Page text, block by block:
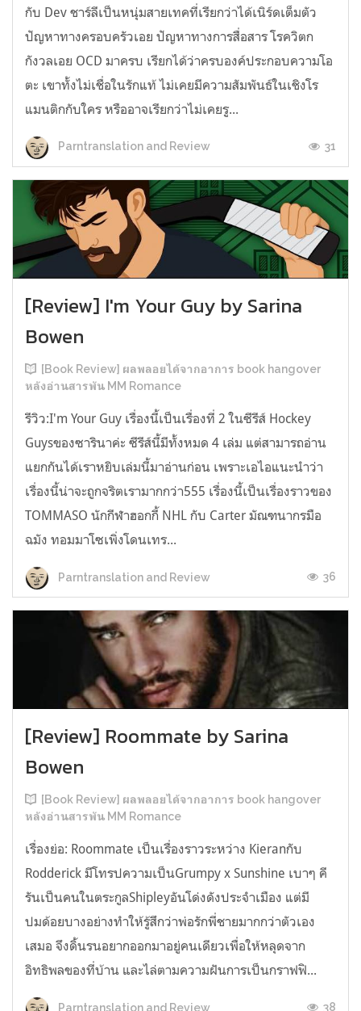
กับ Dev ชาร์ลีเป็นหนุ่มสายเทคที่เรียกว่าได้เนิร์ดเต็มตัว
ปัญหาทางครอบครัวเอย ปัญหาทางการสื่อสาร โรควิตก
กังวลเอย OCD มาครบ เรียกได้ว่าครบองค์ประกอบความโอ
ตะ เขาทั้งไม่เชื่อในรักแท้ ไม่เคยมีความสัมพันธ์ในเชิงโร
แมนติกกับใคร หรืออาจเรียกว่าไม่เคยรู...
Parntranslation and Review 31
[Review] I'm Your Guy by Sarina
Bowen
[Book Review] ผลพลอยได้จากอาการ book hangover
หลังอ่านสารพัน MM Romance
รีวิว:I'm Your Guy เรื่องนี้เป็นเรื่องที่ 2 ในซีรีส์ Hockey
Guysของซารินาค่ะ ซีรีส์นี้มีทั้งหมด 4 เล่ม แต่สามารถอ่าน
แยกกันได้เราหยิบเล่มนี้มาอ่านก่อน เพราะเอไอแนะนำว่า
เรื่องนี้น่าจะถูกจริตเรามากกว่า555 เรื่องนี้เป็นเรื่องราวของ
TOMMASO นักกีฬาฮอกกี้ NHL กับ Carter มัณฑนากรมือ
ฉมัง ทอมมาโซเพิ่งโดนเทร...
Parntranslation and Review 36
[Review] Roommate by Sarina
Bowen
[Book Review] ผลพลอยได้จากอาการ book hangover
หลังอ่านสารพัน MM Romance
เรื่องย่อ: Roommate เป็นเรื่องราวระหว่าง Kieranกับ
Rodderick มีโทรปความเป็นGrumpy x Sunshine เบาๆ คี
รันเป็นคนในตระกูลShipleyอันโด่งดังประจำเมือง แต่มี
ปมด้อยบางอย่างทำให้รู้สึกว่าพ่อรักพี่ชายมากกว่าตัวเอง
เสมอ จึงดิ้นรนอยากออกมาอยู่คนเดียวเพื่อให้หลุดจาก
อิทธิพลของที่บ้าน และไล่ตามความฝันการเป็นกราฟฟิ...
Parntranslation and Review 38